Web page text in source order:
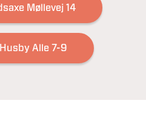
Møllevej 14
Alle 7-9